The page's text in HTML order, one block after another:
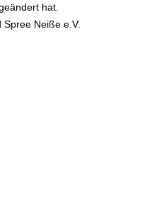
hat.
Spree Neiße e.V.